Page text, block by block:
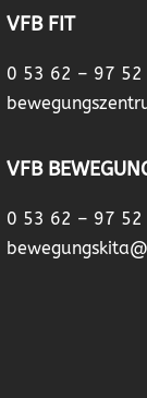
VFB FIT
0 53 62 – 97 52
VFB
0 53 62 – 97 52